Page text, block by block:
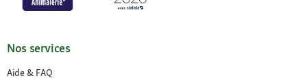
Nos services
Aide & FAQ